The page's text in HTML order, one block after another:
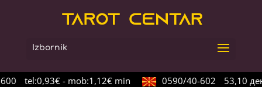
tel:0,93€ - mob:1,12€ min 0590/40-602 53,10